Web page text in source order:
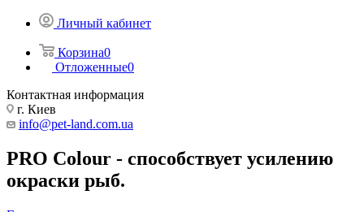
Личный кабинет
Корзина0
Отложенные0
Контактная информация
г. Киев
info@pet-land.com.ua
PRO Colour - способствует усилению
окраски рыб.